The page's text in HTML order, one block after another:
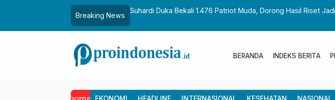
Breaking News
Suhardi Duka Bekali 1.476 Patriot Muda, Dorong Hasil Riset
BERANDA INDEKS BERITA
EKONOMI HEADLINE INTERNASIONAL KESEHATAN NASIONAL